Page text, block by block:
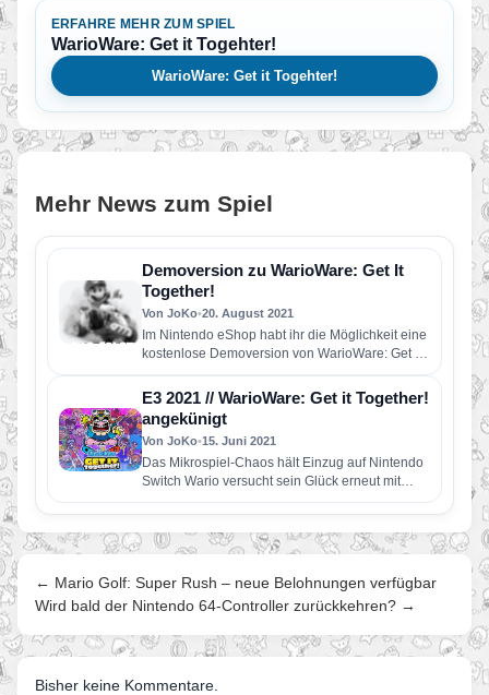
ERFAHRE MEHR ZUM SPIEL
WarioWare: Get it Togehter!
WarioWare: Get it Togehter!
Mehr News zum Spiel
Demoversion zu WarioWare: Get It
Together!
Von JoKo•20. August 2021
Im Nintendo eShop habt ihr die Möglichkeit eine
kostenlose Demoversion von WarioWare: Get it
togehter! herunterzuladen. Die Version…
E3 2021 // WarioWare: Get it Together!
angekünigt
Von JoKo•15. Juni 2021
Das Mikrospiel-Chaos hält Einzug auf Nintendo
Switch Wario versucht sein Glück erneut mit
Videospielen, doch dieses Mal zieht…
← Mario Golf: Super Rush – neue Belohnungen verfügbar
Wird bald der Nintendo 64-Controller zurückkehren? →
Bisher keine Kommentare.